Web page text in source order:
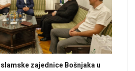
zajednice Bošnjaka u